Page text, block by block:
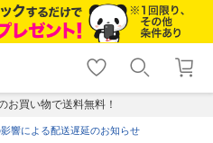
shopping_cart lock_outline
ログイン
お買い物で送料無料！
響による配送遅延のお知らせ